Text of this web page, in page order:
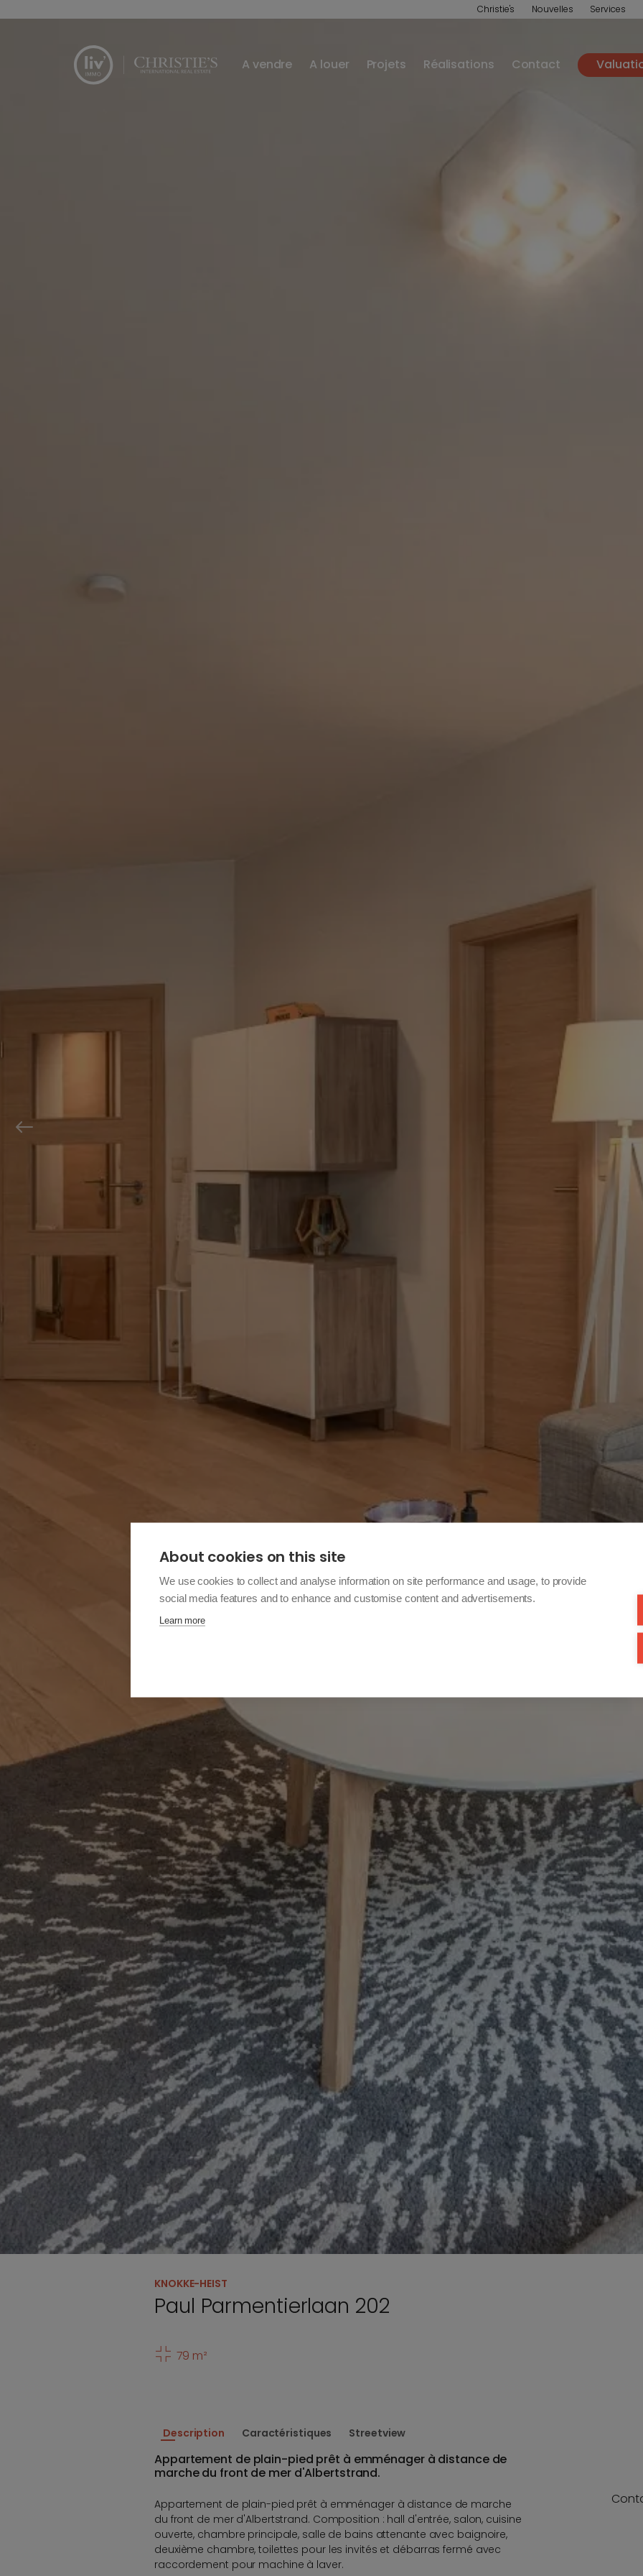
Christie's Nouvelles Services
A vendre A louer Projets Réalisations Contact
KNOKKE-HEIST
Paul Parmentierlaan 202
79 m²
Description Caractéristiques Streetview
Appartement de plain-pied prêt à emménager à distance de
marche du front de mer d'Albertstrand.
Appartement de plain-pied prêt à emménager à distance de marche
du front de mer d'Albertstrand. Composition : hall d'entrée, salon, cuisine
ouverte, chambre principale, salle de bains attenante avec baignoire,
deuxième chambre, toilettes pour les invités et débarras fermé avec
raccordement pour machine à laver.
About cookies on this site
We use cookies to collect and analyse information on site performance and usage, to provide
social media features and to enhance and customise content and advertisements.
Learn more